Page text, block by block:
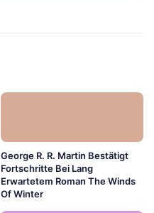
George R. R. Martin Bestätigt
Fortschritte Bei Lang
Erwartetem Roman The Winds
Of Winter